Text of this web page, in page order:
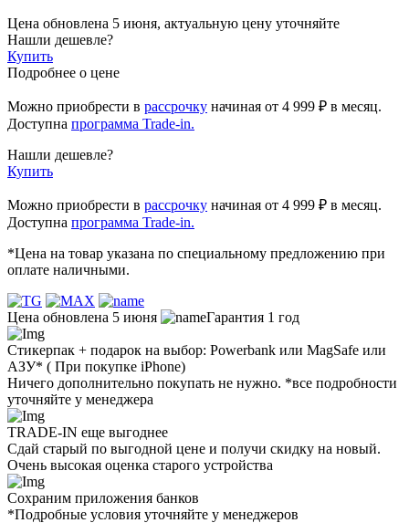
Цена обновлена 5 июня, актуальную цену уточняйте
Нашли дешевле?
Купить
Подробнее о цене
Можно приобрести в рассрочку начиная от 4 999 ₽ в месяц.
Доступна программа Trade-in.
Нашли дешевле?
Купить
Можно приобрести в рассрочку начиная от 4 999 ₽ в месяц.
Доступна программа Trade-in.
*Цена на товар указана по специальному предложению при
оплате наличными.
Цена обновлена 5 июня Гарантия 1 год
Стикерпак + подарок на выбор: Powerbank или MagSafe или
AЗУ* ( При покупке iPhone)
Ничего дополнительно покупать не нужно. *все подробности
уточняйте у менеджера
TRADE-IN еще выгоднее
Сдай старый по выгодной цене и получи скидку на новый.
Очень высокая оценка старого устройства
Сохраним приложения банков
*Подробные условия уточняйте у менеджеров